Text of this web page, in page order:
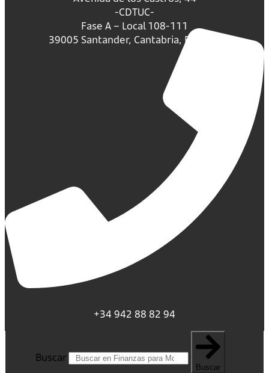
-CDTUC-
Fase A – Local 108-111
39005 Santander, Cantabria, España.
+34 942 88 82 94
Buscar
Buscar